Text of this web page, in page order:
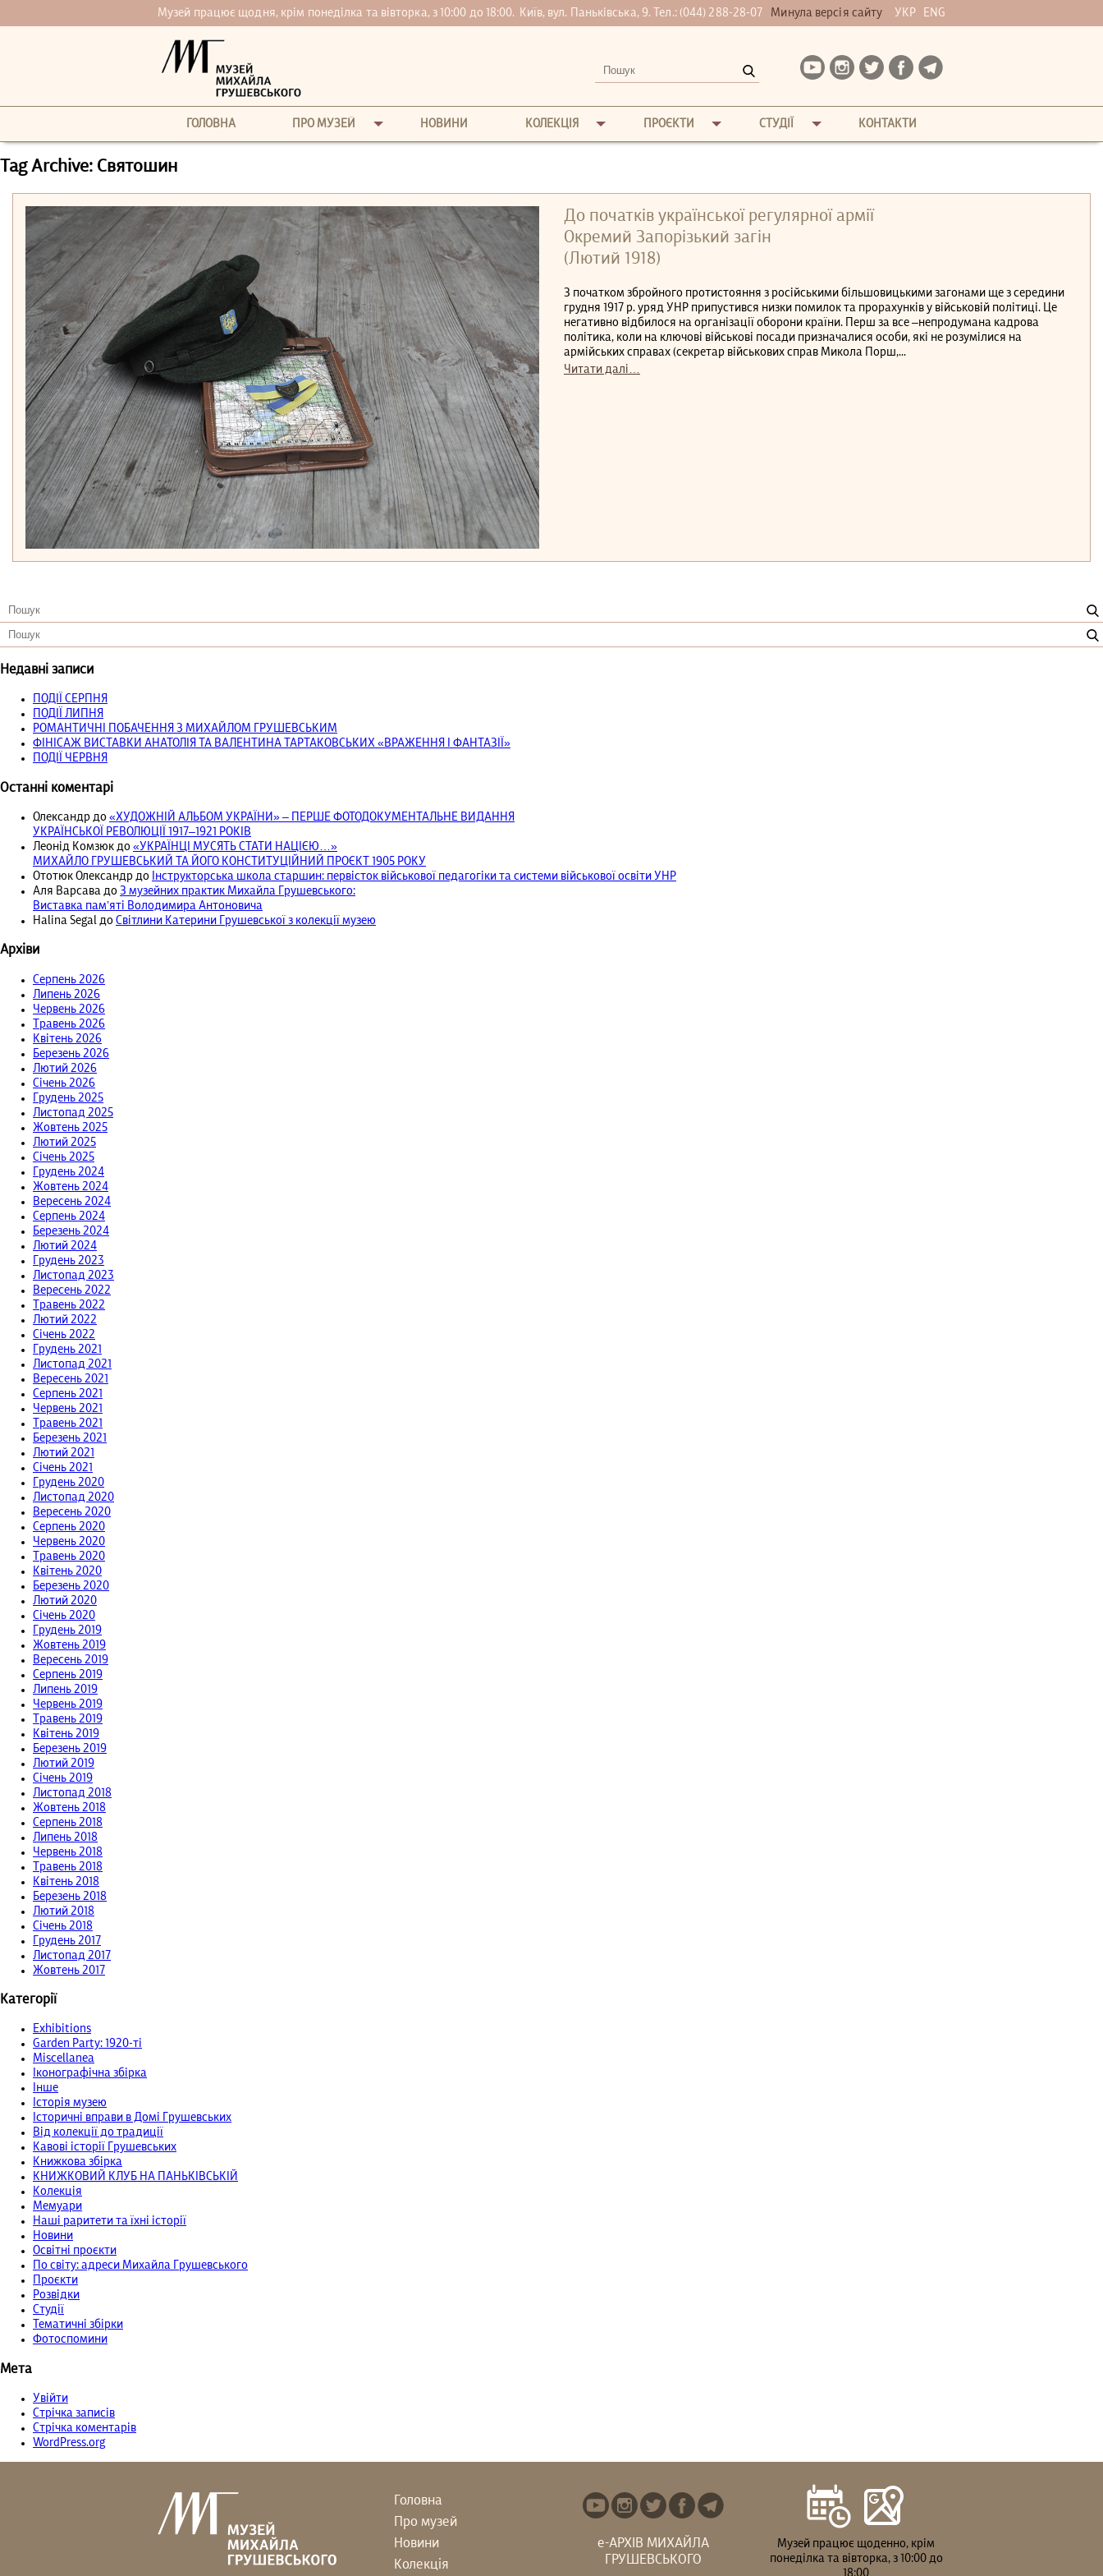
Музей працює щодня, крім понеділка та вівторка, з 10:00 до 18:00. Київ, вул. Паньківська, 9. Тел.:(044) 288-28-07 Минула версія сайту УКР ENG
ГОЛОВНА ПРО МУЗЕЙ НОВИНИ КОЛЕКЦІЯ ПРОЄКТИ СТУДІЇ КОНТАКТИ
Tag Archive: Святошин
До початків української регулярної армії
Окремий Запорізький загін
(Лютий 1918)
З початком збройного протистояння з російськими більшовицькими загонами ще з середини
грудня 1917 р. уряд УНР припустився низки помилок та прорахунків у військовій політиці. Це
негативно відбилося на організації оборони країни. Перш за все –непродумана кадрова
політика, коли на ключові військові посади призначалися особи, які не розумілися на
армійських справах (секретар військових справ Микола Порш,...
Читати далі…
Недавні записи
ПОДІЇ СЕРПНЯ
ПОДІЇ ЛИПНЯ
РОМАНТИЧНІ ПОБАЧЕННЯ З МИХАЙЛОМ ГРУШЕВСЬКИМ
ФІНІСАЖ ВИСТАВКИ АНАТОЛІЯ ТА ВАЛЕНТИНА ТАРТАКОВСЬКИХ «ВРАЖЕННЯ І ФАНТАЗІЇ»
ПОДІЇ ЧЕРВНЯ
Останні коментарі
Олександр до «ХУДОЖНІЙ АЛЬБОМ УКРАЇНИ» – ПЕРШЕ ФОТОДОКУМЕНТАЛЬНЕ ВИДАННЯ
УКРАЇНСЬКОЇ РЕВОЛЮЦІЇ 1917‒1921 РОКІВ
Леонід Комзюк до «УКРАЇНЦІ МУСЯТЬ СТАТИ НАЦІЄЮ…»
МИХАЙЛО ГРУШЕВСЬКИЙ ТА ЙОГО КОНСТИТУЦІЙНИЙ ПРОЄКТ 1905 РОКУ
Ототюк Олександр до Інструкторська школа старшин: первісток військової педагогіки та системи військової освіти УНР
Аля Варсава до З музейних практик Михайла Грушевського:
Виставка пам’яті Володимира Антоновича
Halina Segal до Світлини Катерини Грушевської з колекції музею
Архіви
Серпень 2026
Липень 2026
Червень 2026
Травень 2026
Квітень 2026
Березень 2026
Лютий 2026
Січень 2026
Грудень 2025
Листопад 2025
Жовтень 2025
Лютий 2025
Січень 2025
Грудень 2024
Жовтень 2024
Вересень 2024
Серпень 2024
Березень 2024
Лютий 2024
Грудень 2023
Листопад 2023
Вересень 2022
Травень 2022
Лютий 2022
Січень 2022
Грудень 2021
Листопад 2021
Вересень 2021
Серпень 2021
Червень 2021
Травень 2021
Березень 2021
Лютий 2021
Січень 2021
Грудень 2020
Листопад 2020
Вересень 2020
Серпень 2020
Червень 2020
Травень 2020
Квітень 2020
Березень 2020
Лютий 2020
Січень 2020
Грудень 2019
Жовтень 2019
Вересень 2019
Серпень 2019
Липень 2019
Червень 2019
Травень 2019
Квітень 2019
Березень 2019
Лютий 2019
Січень 2019
Листопад 2018
Жовтень 2018
Серпень 2018
Липень 2018
Червень 2018
Травень 2018
Квітень 2018
Березень 2018
Лютий 2018
Січень 2018
Грудень 2017
Листопад 2017
Жовтень 2017
Категорії
Exhibitions
Garden Party: 1920-ті
Miscellanea
Іконографічна збірка
Інше
Історія музею
Історичні вправи в Домі Грушевських
Від колекції до традиції
Кавові історії Грушевських
Книжкова збірка
КНИЖКОВИЙ КЛУБ НА ПАНЬКІВСЬКІЙ
Колекція
Мемуари
Наші раритети та їхні історії
Новини
Освітні проєкти
По світу: адреси Михайла Грушевського
Проєкти
Розвідки
Студії
Тематичні збірки
Фотоспомини
Мета
Увійти
Стрічка записів
Стрічка коментарів
WordPress.org
Головна
Про музей
Новини
Колекція
е-АРХІВ МИХАЙЛА
ГРУШЕВСЬКОГО
Музей працює щоденно, крім
понеділка та вівторка, з 10:00 до
18:00